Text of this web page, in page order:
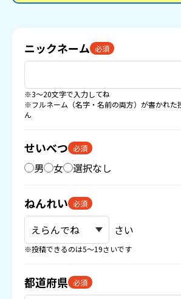
ニックネーム 必須
※3〜20文字で入力してね
※フルネーム（名字・名前の両方）が書かれた
ん
せいべつ 必須
男 女 選択なし
ねんれい 必須
さい
※投稿できるのは5〜19さいです
都道府県 必須